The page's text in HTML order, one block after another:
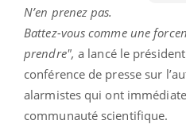
N’en prenez pas.
Battez-vous comme une
prendre", a lancé le
conférence de presse sur
alarmistes qui ont
communauté scientifique.